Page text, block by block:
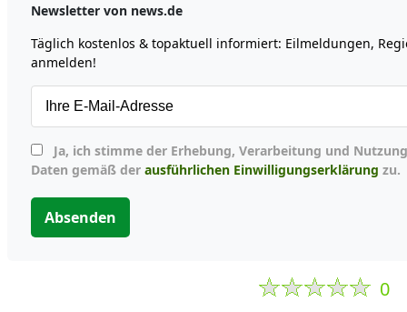
Newsletter von news.de
Täglich kostenlos & topaktuell informiert: Eilmeldungen,
anmelden!
Daten gemäß der ausführlichen Einwilligungserklärung zu.
Absenden
0